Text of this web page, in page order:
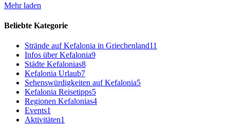
Mehr laden
Beliebte Kategorie
Strände auf Kefalonia in Griechenland11
Infos über Kefalonia9
Städte Kefalonias8
Kefalonia Urlaub7
Sehenswürdigkeiten auf Kefalonia5
Kefalonia Reisetipps5
Regionen Kefalonias4
Events1
Aktivitäten1